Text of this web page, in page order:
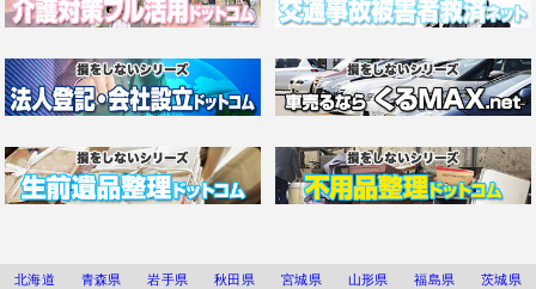
北海道 青森県 岩手県 秋田県 宮城県 山形県 福島県 茨城県